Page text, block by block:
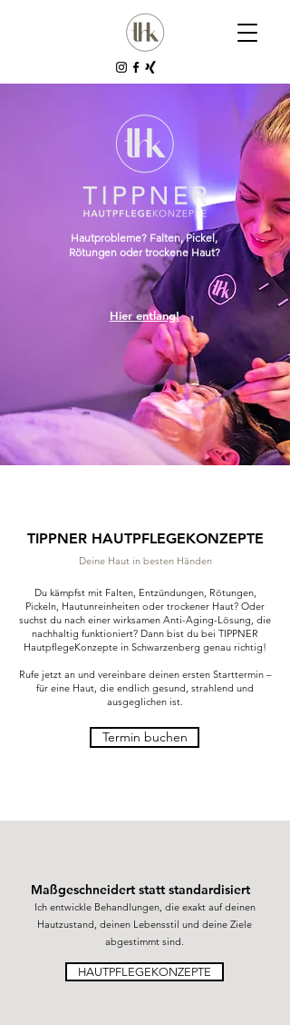
Hautprobleme? Falten, Pickel,
Rötungen oder trockene Haut?
Hier entlang!
TIPPNER HAUTPFLEGEKONZEPTE
Deine Haut in besten Händen
Du kämpfst mit Falten, Entzündungen, Rötungen,
Pickeln, Hautunreinheiten oder trockener Haut? Oder
suchst du nach einer wirksamen Anti-Aging-Lösung, die
nachhaltig funktioniert? Dann bist du bei TIPPNER
HautpflegeKonzepte in Schwarzenberg genau richtig!
Rufe jetzt an und vereinbare deinen ersten Starttermin –
für eine Haut, die endlich gesund, strahlend und
ausgeglichen ist.
Termin buchen
Maßgeschneidert statt standardisiert
Ich entwickle Behandlungen, die exakt auf deinen
Hautzustand, deinen Lebensstil und deine Ziele
abgestimmt sind.
HAUTPFLEGEKONZEPTE